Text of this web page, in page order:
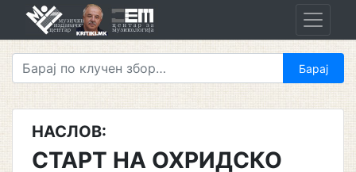
НАСЛОВ:
СТАРТ НА ОХРИДСКО